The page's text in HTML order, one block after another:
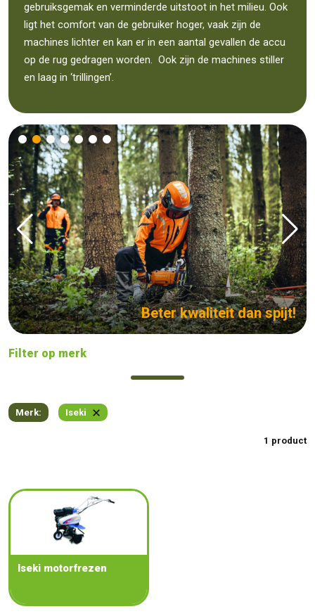
gebruiksgemak en verminderde uitstoot in het milieu. Ook
ligt het comfort van de gebruiker hoger, vaak zijn de
machines lichter en kan er in een aantal gevallen de accu
op de rug gedragen worden. Ook zijn de machines stiller
en laag in ‘trillingen’.
Beter kwaliteit dan spijt!
Filter op merk
Merk: Iseki
1 product
Iseki motorfrezen